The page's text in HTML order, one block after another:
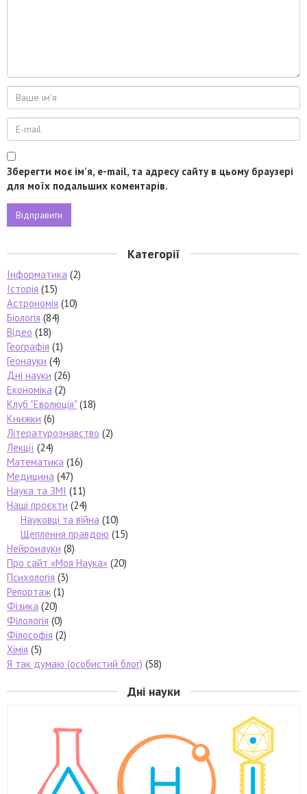
Зберегти моє ім'я, e-mail, та адресу сайту в цьому браузері
для моїх подальших коментарів.
Категорії
Інформатика (2)
Історія (15)
Астрономія (10)
Біологія (84)
Відео (18)
Географія (1)
Геонауки (4)
Дні науки (26)
Економіка (2)
Клуб "Еволюція" (18)
Книжки (6)
Літературознавство (2)
Лекції (24)
Математика (16)
Медицина (47)
Наука та ЗМІ (11)
Наші проєкти (24)
Науковці та війна (10)
Щеплення правдою (15)
Нейронауки (8)
Про сайт «Моя Наука» (20)
Психологія (3)
Репортаж(1)
Фізика (20)
Філологія (0)
Філософія (2)
Хімія (5)
Я так думаю (особистий блог) (58)
Дні науки